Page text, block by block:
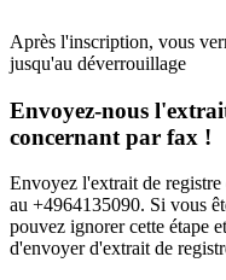
Après l'inscription, vous
jusqu'au déverrouillage
Envoyez-nous
concernant par fax !
Envoyez l'extrait de
au +4964135090. Si vous
pouvez ignorer cette étape
d'envoyer d'extrait de